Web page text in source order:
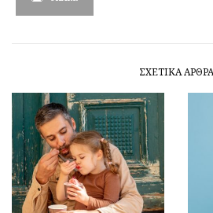
ΣΧΕΤΙΚΆ ΆΡΘΡΑ